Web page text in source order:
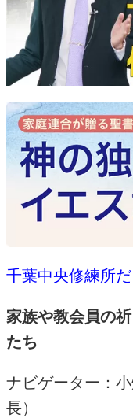
千葉中央修練所
家族や教会員の
たち
ナビゲーター：
長）